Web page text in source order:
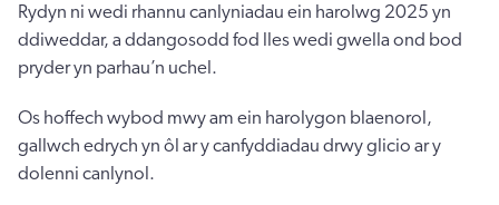
Rydyn ni wedi rhannu canlyniadau ein harolwg 2025 yn
ddiweddar, a ddangosodd fod lles wedi gwella ond bod
pryder yn parhau’n uchel.
Os hoffech wybod mwy am ein harolygon blaenorol,
gallwch edrych yn ôl ar y canfyddiadau drwy glicio ar y
dolenni canlynol.